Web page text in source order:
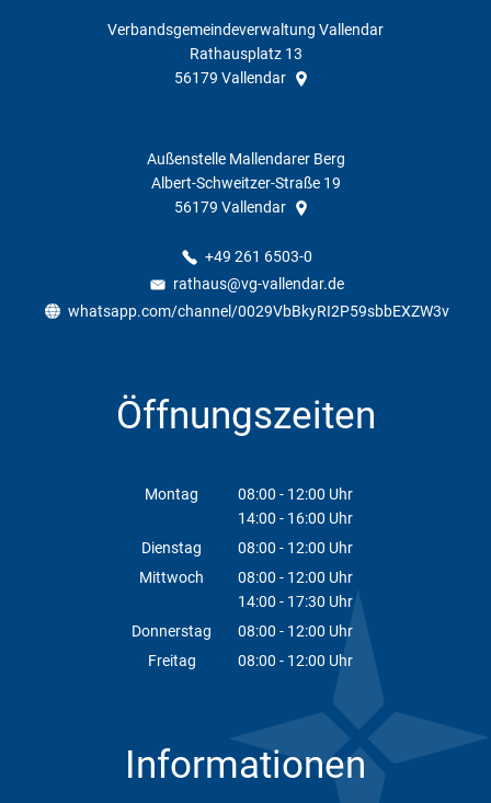
Verbandsgemeindeverwaltung Vallendar
Rathausplatz 13
56179 Vallendar
Außenstelle Mallendarer Berg
Albert-Schweitzer-Straße 19
56179 Vallendar
+49 261 6503-0
rathaus@vg-vallendar.de
whatsapp.com/channel/0029VbBkyRI2P59sbbEXZW3v
Öffnungszeiten
Montag 08:00 - 12:00 Uhr
Von 08:00 bis 12:00 Uhr
14:00 - 16:00 Uhr
Von 14:00 bis 16:00 Uhr
Dienstag 08:00 - 12:00 Uhr
Von 08:00 bis 12:00 Uhr
Mittwoch 08:00 - 12:00 Uhr
Von 08:00 bis 12:00 Uhr
14:00 - 17:30 Uhr
Von 14:00 bis 17:30 Uhr
Donnerstag 08:00 - 12:00 Uhr
Von 08:00 bis 12:00 Uhr
Freitag 08:00 - 12:00 Uhr
Von 08:00 bis 12:00 Uhr
Informationen